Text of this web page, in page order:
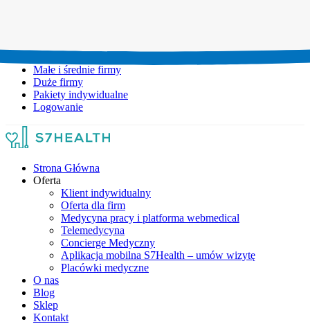
Małe i średnie firmy
Duże firmy
Pakiety indywidualne
Logowanie
Strona Główna
Oferta
Klient indywidualny
Oferta dla firm
Medycyna pracy i platforma webmedical
Telemedycyna
Concierge Medyczny
Aplikacja mobilna S7Health – umów wizytę
Placówki medyczne
O nas
Blog
Sklep
Kontakt